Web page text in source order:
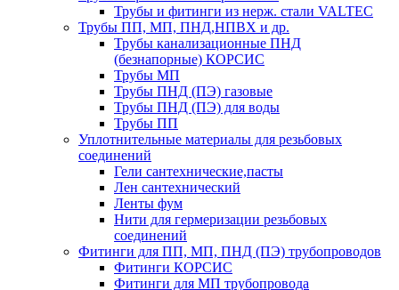
Трубы и фитинги из нерж. стали VALTEC
Трубы ПП, МП, ПНД,НПВХ и др.
Трубы канализационные ПНД
(безнапорные) КОРСИС
Трубы МП
Трубы ПНД (ПЭ) газовые
Трубы ПНД (ПЭ) для воды
Трубы ПП
Уплотнительные материалы для резьбовых
соединений
Гели сантехнические,пасты
Лен сантехнический
Ленты фум
Нити для гермеризации резьбовых
соединений
Фитинги для ПП, МП, ПНД (ПЭ) трубопроводов
Фитинги КОРСИС
Фитинги для МП трубопровода